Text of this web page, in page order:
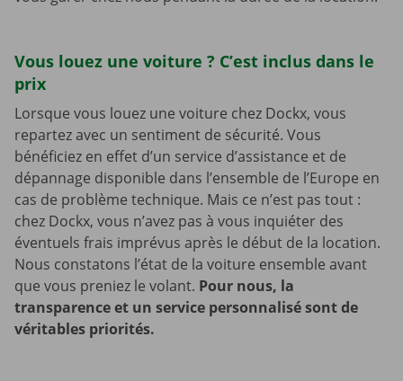
Vous louez une voiture ? C’est inclus dans le
prix
Lorsque vous louez une voiture chez Dockx, vous
repartez avec un sentiment de sécurité. Vous
bénéficiez en effet d’un service d’assistance et de
dépannage disponible dans l’ensemble de l’Europe en
cas de problème technique. Mais ce n’est pas tout :
chez Dockx, vous n’avez pas à vous inquiéter des
éventuels frais imprévus après le début de la location.
Nous constatons l’état de la voiture ensemble avant
que vous preniez le volant. Pour nous, la
transparence et un service personnalisé sont de
véritables priorités.